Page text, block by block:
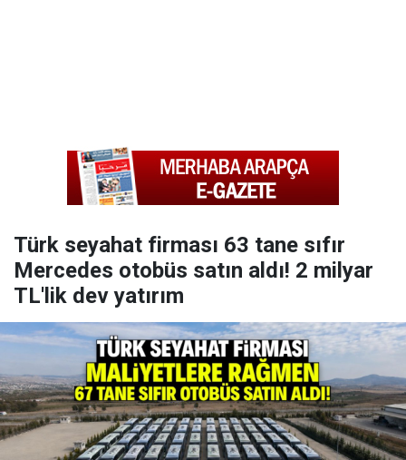
Türk seyahat firması 63 tane sıfır
Mercedes otobüs satın aldı! 2 milyar
TL'lik dev yatırım